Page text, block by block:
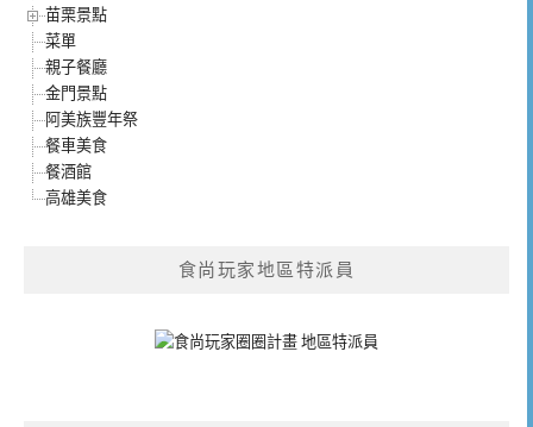
苗栗景點
菜單
親子餐廳
金門景點
阿美族豐年祭
餐車美食
餐酒館
高雄美食
食尚玩家地區特派員